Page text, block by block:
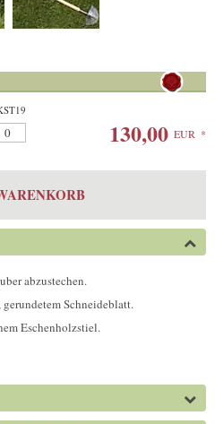
130,00 EUR *
abzustechen.
Schneideblatt.
Eschenholzstiel.